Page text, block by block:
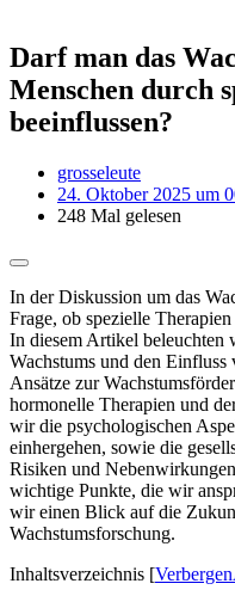
Darf man das
Menschen durch
beeinflussen?
grosseleute
24. Oktober 2025 um
248 Mal gelesen
In der Diskussion um das
Frage, ob spezielle
In diesem Artikel beleuchten
Wachstums und den
Ansätze zur
hormonelle Therapien und
wir die psychologischen
einhergehen, sowie die
Risiken und
wichtige Punkte, die wir
wir einen Blick auf die
Wachstumsforschung.
Inhaltsverzeichnis [Verbergen